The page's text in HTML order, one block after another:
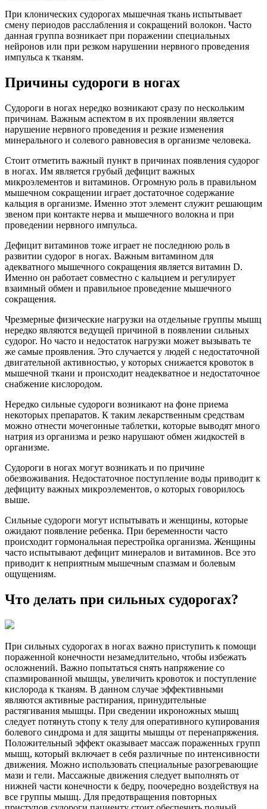
При клонических судорогах мышечная ткань испытывает
смену периодов расслабления и сокращений волокон. Часто
данная группа возникает при поражении специальных
нейронов или при резком нарушении нервного проведения
импульса к тканям.
Причины судороги в ногах
Судороги в ногах нередко возникают сразу по нескольким
причинам. Важным аспектом в их проявлении является
нарушение нервного проведения и резкие изменения
минерального и солевого равновесия в организме человека.
Стоит отметить важный пункт в причинах появления судорог
в ногах. Им является грубый дефицит важных
микроэлементов и витаминов. Огромную роль в правильном
мышечном сокращении играет достаточное содержание
кальция в организме. Именно этот элемент служит решающим
звеном при контакте нерва и мышечного волокна и при
проведении нервного импульса.
Дефицит витаминов тоже играет не последнюю роль в
развитии судорог в ногах. Важным витамином для
адекватного мышечного сокращения является витамин D.
Именно он работает совместно с кальцием и регулирует
взаимный обмен и правильное проведение мышечного
сокращения.
Чрезмерные физические нагрузки на отдельные группы мышц
нередко являются ведущей причиной в появлении сильных
судорог. Но часто и недостаток нагрузки может вызывать те
же самые проявления. Это случается у людей с недостаточной
двигательной активностью, у которых снижается кровоток в
мышечной ткани и происходит неадекватное и недостаточное
снабжение кислородом.
Нередко сильные судороги возникают на фоне приема
некоторых препаратов. К таким лекарственным средствам
можно отнести мочегонные таблетки, которые выводят много
натрия из организма и резко нарушают обмен жидкостей в
организме.
Судороги в ногах могут возникать и по причине
обезвоживания. Недостаточное поступление воды приводит к
дефициту важных микроэлементов, о которых говорилось
выше.
Сильные судороги могут испытывать и женщины, которые
ожидают появление ребенка. При беременности часто
происходит гормональная перестройка организма. Женщины
часто испытывают дефицит минералов и витаминов. Все это
приводит к неприятным мышечным спазмам и болевым
ощущениям.
Что делать при сильных судорогах?
При сильных судорогах в ногах важно приступить к помощи
пораженной конечности незамедлительно, чтобы избежать
осложнений. Важно попытаться снять напряжение со
спазмированной мышцы, увеличить кровоток и поступление
кислорода к тканям. В данном случае эффективными
являются активные растирания, принудительные
растягивания мышцы. При сведении икроножных мышц
следует потянуть стопу к телу для оперативного купирования
болевого синдрома и для защиты мышцы от перенапряжения.
Положительный эффект оказывает массаж пораженных групп
мышц, который включает в себя различные по интенсивности
движения. Можно использовать специальные разогревающие
мази и гели. Массажные движения следует выполнять от
нижней части конечности к бедру, поочередно воздействуя на
все группы мышц. Для предотвращения повторных